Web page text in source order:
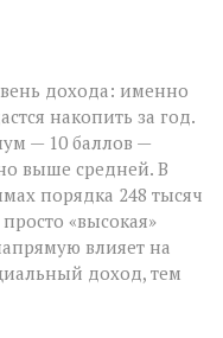
дохода: именно
накопить за год.
— 10 баллов —
выше средней. В
порядка 248 тысяч
«высокая»
влияет на
доход, тем